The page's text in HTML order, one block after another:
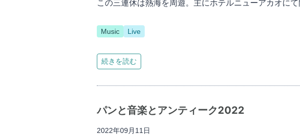
この三連休は熱海を周遊。主にホテルニューアカオに
Music Live
続きを読む
パンと音楽とアンティーク2022
2022年09月11日